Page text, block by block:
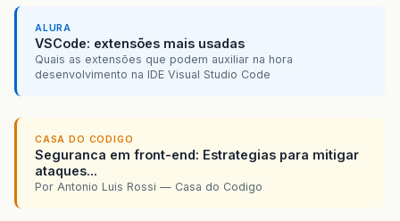
ALURA
VSCode: extensões mais usadas
Quais as extensões que podem auxiliar na hora
desenvolvimento na IDE Visual Studio Code
CASA DO CODIGO
Seguranca em front-end: Estrategias para mitigar
ataques...
Por Antonio Luis Rossi — Casa do Codigo